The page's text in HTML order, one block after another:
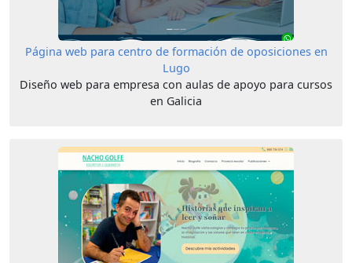
Página web para centro de formación de oposiciones en
Lugo
Diseño web para empresa con aulas de apoyo para cursos
en Galicia